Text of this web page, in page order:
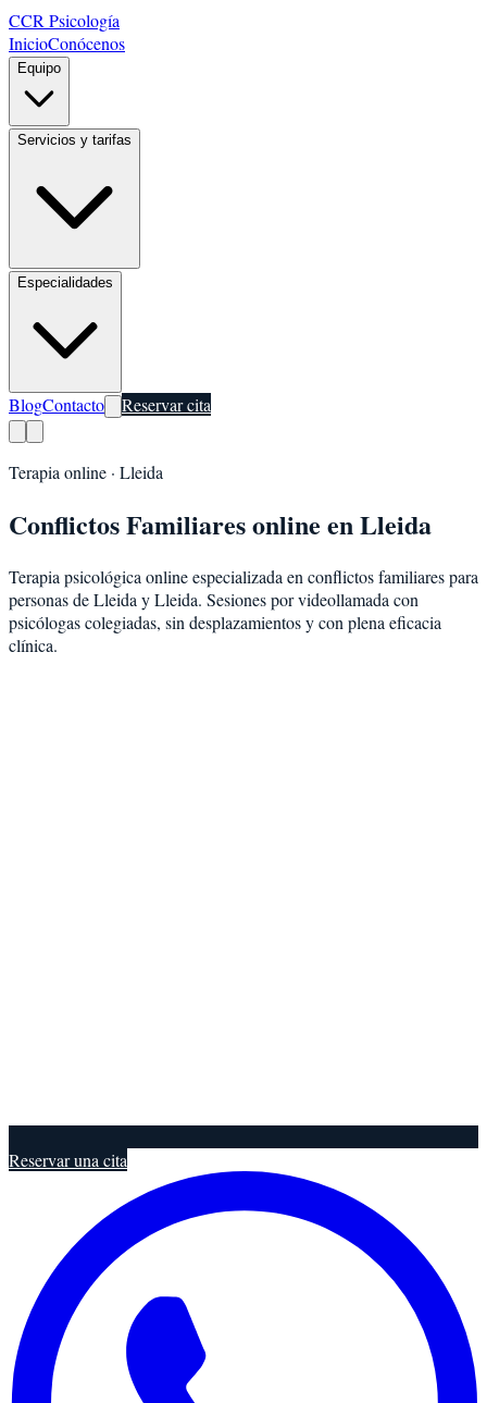
CCR Psicología
InicioConócenos
Equipo
Servicios y tarifas
Especialidades
BlogContacto Reservar cita
Terapia online · Lleida
Conflictos Familiaresonline enLleida
Terapia psicológica online especializada en conflictos familiarespara
personas deLleida yLleida. Sesiones por videollamada con
psicólogas colegiadas, sin desplazamientos y con plena eficacia
clínica.
Reservar una cita